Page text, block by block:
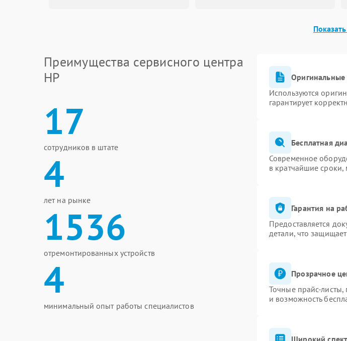
Повреждение системы защиты от
Неисправность системы защиты от
Поломка системы защиты от
Поломка системы защиты от
Преимущества сервисного центра
HP
17
сотрудников в штате
4
лет на рынке
1536
отремонтированных устройств
4
минимальный опыт работы специалистов
Оригинальные
Используются
гарантирует
Бесплатная
Современное
в кратчайшие сроки,
Гарантия на
Предоставляется
детали, что
Прозрачное
Точные прайс-листы,
и возможность
Широкий